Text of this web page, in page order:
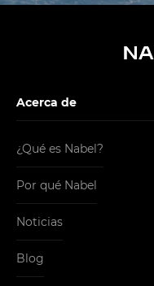
Acerca de
¿Qué es Nabel?
Por qué Nabel
Noticias
Blog